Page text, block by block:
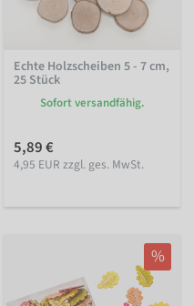
Echte Holzscheiben 5 - 7 cm,
25 Stück
Sofort versandfähig.
5,89 €
4,95 EUR zzgl. ges. MwSt.
%